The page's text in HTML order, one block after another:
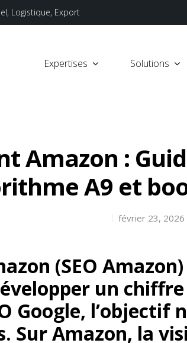
Logistique, Export
Expertises Solutions
Amazon :
A9 et
février 23, 2026
(SEO
un
Google, l’objectif
Sur Amazon, la